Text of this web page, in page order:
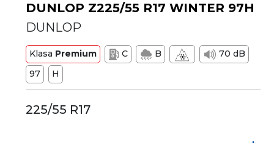
DUNLOP Z225/55 R17 WINTER 97H
DUNLOP
Klasa Premium C B
70 dB
97
H
225/55 R17